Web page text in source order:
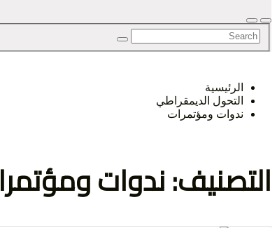
الرأي
الرئيسية
التحول الديمقراطي
ندوات ومؤتمرات
التصنيف: ندوات